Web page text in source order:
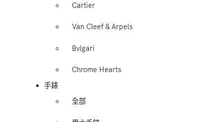
Cartier
Van Cleef & Arpels
Bvlgari
Chrome Hearts
手錶
全部